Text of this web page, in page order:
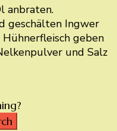
anbraten.
geschälten Ingwer
geben
und Salz